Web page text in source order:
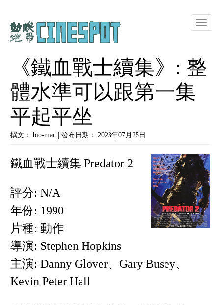
Toggle
《鐵血戰士續集》: 整
體水準可以跟第一集
平起平坐
撰文： bio-man | 發布日期： 2023年07月25日
鐵血戰士續集 Predator 2
評分: N/A
年份: 1990
片種: 動作
導演: Stephen Hopkins
主演: Danny Glover、Gary Busey、
Kevin Peter Hall